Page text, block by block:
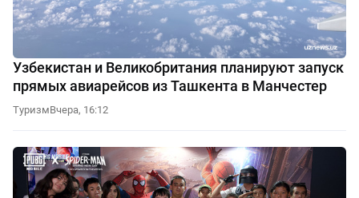
Узбекистан и Великобритания планируют запуск
прямых авиарейсов из Ташкента в Манчестер
ТуризмВчера, 16:12